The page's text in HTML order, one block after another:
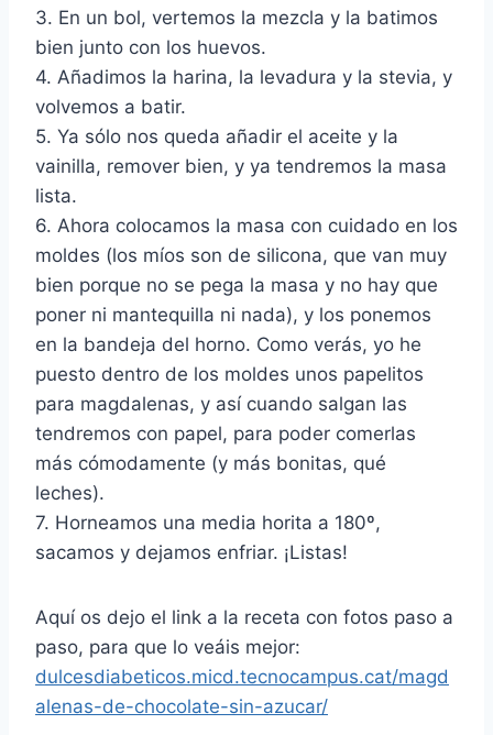
3. En un bol, vertemos la mezcla y la batimos
bien junto con los huevos.
4. Añadimos la harina, la levadura y la stevia, y
volvemos a batir.
5. Ya sólo nos queda añadir el aceite y la
vainilla, remover bien, y ya tendremos la masa
lista.
6. Ahora colocamos la masa con cuidado en los
moldes (los míos son de silicona, que van muy
bien porque no se pega la masa y no hay que
poner ni mantequilla ni nada), y los ponemos
en la bandeja del horno. Como verás, yo he
puesto dentro de los moldes unos papelitos
para magdalenas, y así cuando salgan las
tendremos con papel, para poder comerlas
más cómodamente (y más bonitas, qué
leches).
7. Horneamos una media horita a 180º,
sacamos y dejamos enfriar. ¡Listas!
Aquí os dejo el link a la receta con fotos paso a
paso, para que lo veáis mejor:
dulcesdiabeticos.micd.tecnocampus.cat/magd
alenas-de-chocolate-sin-azucar/